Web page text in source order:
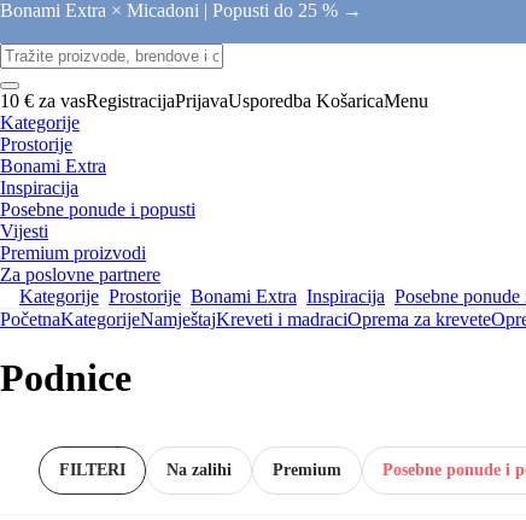
Bonami Extra × Micadoni | Popusti do 25 % →
10 € za vasRegistracijaPrijavaUsporedba KošaricaMenu
Kategorije
Prostorije
Bonami Extra
Inspiracija
Posebne ponude i popusti
Vijesti
Premium proizvodi
Za poslovne partnere
Kategorije Prostorije Bonami Extra Inspiracija Posebne
PočetnaKategorijeNamještajKreveti i madraciOprema za krevete
Podnice
FILTERI Na zalihi Premium Posebne ponude i